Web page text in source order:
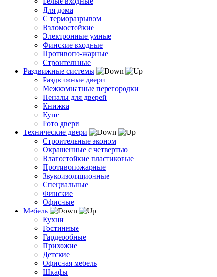
Для дома
С терморазрывом
Взломостойкие
Электронные умные
Финские входные
Противопо-жарные
Строительные
Раздвижные системы
Раздвижные двери
Межкомнатные перегородки
Пеналы для дверей
Книжка
Купе
Рото двери
Технические двери
Строительные эконом
Окрашенные с четвертью
Влагостойкие пластиковые
Противопожарные
Звукоизоляционные
Специальные
Финские
Офисные
Мебель
Кухни
Гостинные
Гардеробные
Прихожие
Детские
Офисная мебель
Шкафы